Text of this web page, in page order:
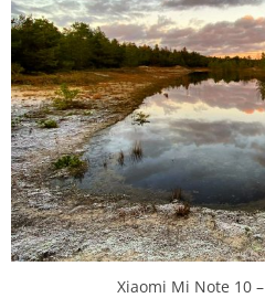
Xiaomi Mi Note 10 –